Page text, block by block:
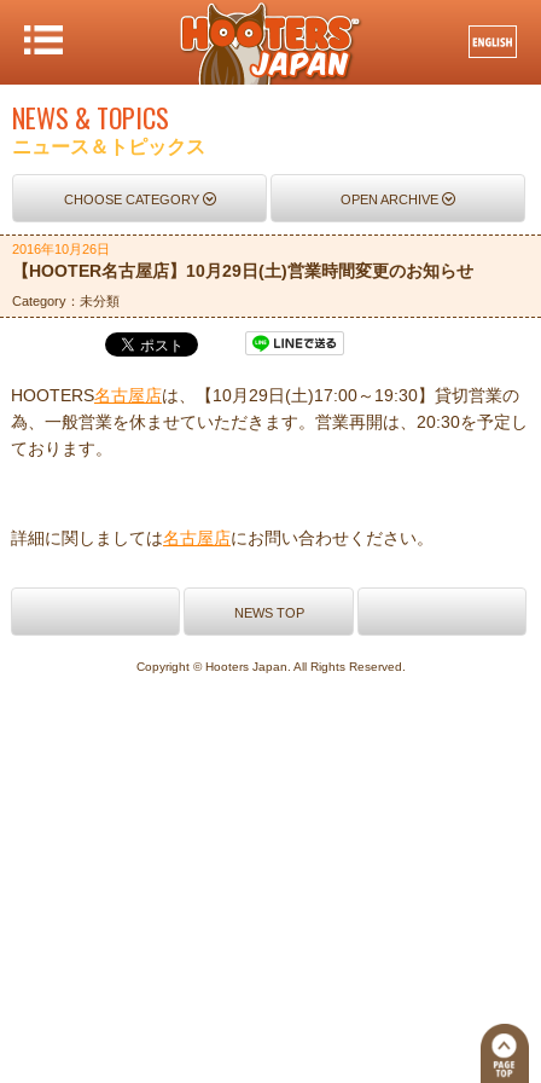
NEWS & TOPICS
ニュース＆トピックス
CHOOSE CATEGORY OPEN ARCHIVE
2016年10月26日
【HOOTER名古屋店】10月29日(土)営業時間変更のお知らせ
Category：未分類
HOOTERS名古屋店は、【10月29日(土)17:00～19:30】貸切営業の
為、一般営業を休ませていただきます。営業再開は、20:30を予定し
ております。
詳細に関しましては名古屋店にお問い合わせください。
NEWS TOP
Copyright © Hooters Japan. All Rights Reserved.